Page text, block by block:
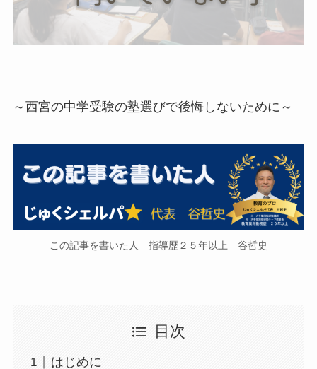
～西宮の中学受験の塾選びで後悔しないために～
この記事を書いた人 指導歴２５年以上 谷哲史
目次
はじめに